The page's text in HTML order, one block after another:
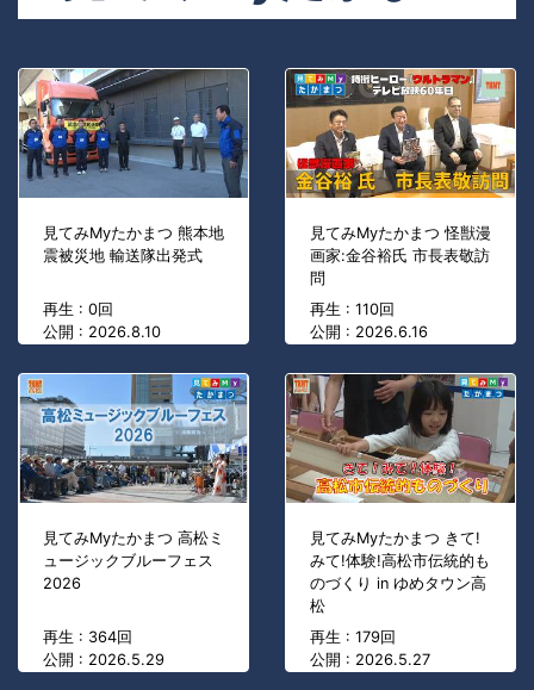
見てみMyたかまつ 熊本地
震被災地 輸送隊出発式
再生 : 0回
公開 : 2026.8.10
見てみMyたかまつ 怪獣漫
画家:金谷裕氏 市長表敬訪
問
再生 : 110回
公開 : 2026.6.16
見てみMyたかまつ 高松ミ
ュージックブルーフェス
2026
再生 : 364回
公開 : 2026.5.29
見てみMyたかまつ きて!
みて!体験!高松市伝統的も
のづくり in ゆめタウン高
松
再生 : 179回
公開 : 2026.5.27